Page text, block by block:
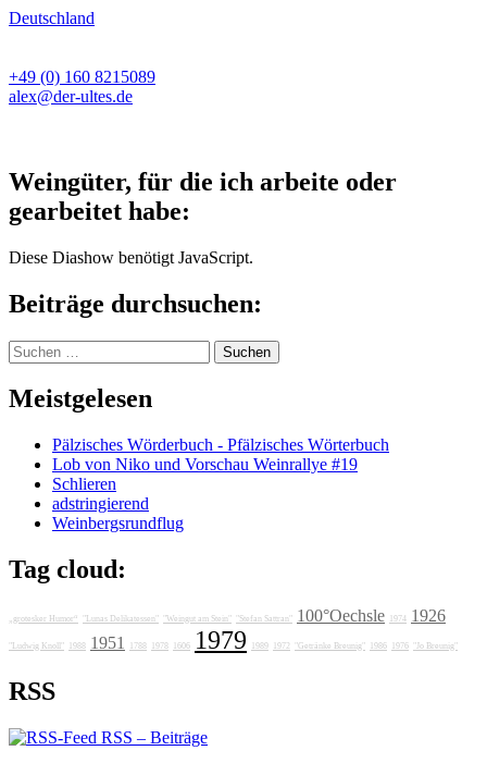
Deutschland
+49 (0) 160 8215089
alex@der-ultes.de
Weingüter, für die ich arbeite oder
gearbeitet habe:
Diese Diashow benötigt JavaScript.
Beiträge durchsuchen:
Suchen
nach:
Meistgelesen
Pälzisches Wörderbuch - Pfälzisches Wörterbuch
Lob von Niko und Vorschau Weinrallye #19
Schlieren
adstringierend
Weinbergsrundflug
Tag cloud:
„grotesker Humor“ "Lunas Delikatessen" "Weingut am Stein" "Stefan Sattran" 100°Oechsle 1974 1926
"Ludwig Knoll" 1988 1951 1788 1978 1606 1979 1989 1972 "Getränke Breunig" 1986 1976 "Jo Breunig"
RSS
RSS – Beiträge